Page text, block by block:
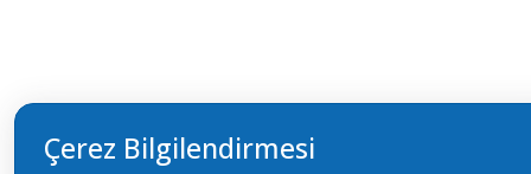
Çerez Bilgilendirmesi